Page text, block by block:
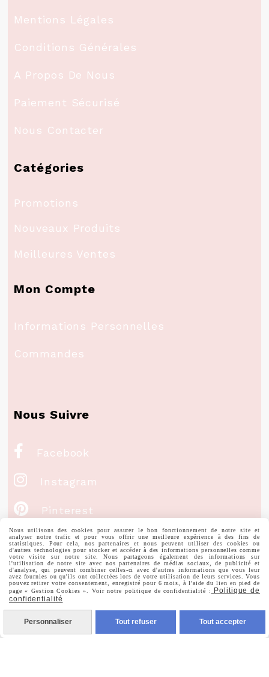
Mentions Légales
Conditions Générales
A Propos De Nous
Paiement Sécurisé
Nous Contacter
Catégories
Promotions
Nouveaux Produits
Meilleures Ventes
Mon Compte
Informations Personnelles
Commandes
Nous Suivre
 Facebook
 Instagram
 Pinterest
 Youtube
Votre Email
Prénom
Nous utilisons des cookies pour assurer le bon fonctionnement de notre site et
analyser notre trafic et pour vous offrir une meilleure expérience à des fins de
statistiques. Pour cela, nos partenaires et nous peuvent utiliser des cookies ou
d'autres technologies pour stocker et accéder à des informations personnelles comme
votre visite sur notre site. Nous partageons également des informations sur
l'utilisation de notre site avec nos partenaires de médias sociaux, de publicité et
d'analyse, qui peuvent combiner celles-ci avec d'autres informations que vous leur
avez fournies ou qu'ils ont collectées lors de votre utilisation de leurs services. Vous
pouvez retirer votre consentement, enregistré pour 6 mois, à l'aide du lien en pied de
page « Gestion Cookies ». Voir notre politique de confidentialité :
Politique de
confidentialité
Personnaliser Tout refuser Tout accepter